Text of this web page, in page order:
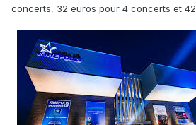
concerts, 32 euros pour 4 concerts et